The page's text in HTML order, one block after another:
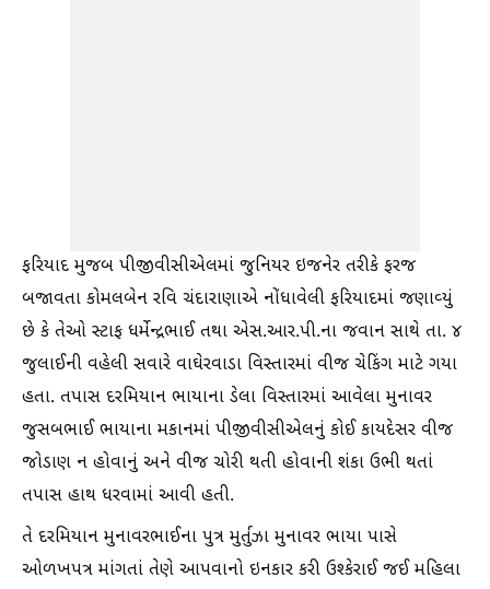
ફરિયાદ મુજબ પીજીવીસીએલમાં જુનિયર ઇજનેર તરીકે ફરજ
બજાવતા કોમલબેન રવિ ચંદારાણાએ નોંધાવેલી ફરિયાદમાં જણાવ્યું
છે કે તેઓ સ્ટાફ ધર્મેન્દ્રભાઈ તથા એસ.આર.પી.ના જવાન સાથે તા. ૪
જુલાઈની વહેલી સવારે વાઘેરવાડા વિસ્તારમાં વીજ ચેકિંગ માટે ગયા
હતા. તપાસ દરમિયાન ભાયાના ડેલા વિસ્તારમાં આવેલા મુનાવર
જુસબભાઈ ભાયાના મકાનમાં પીજીવીસીએલનું કોઈ કાયદેસર વીજ
જોડાણ ન હોવાનું અને વીજ ચોરી થતી હોવાની શંકા ઉભી થતાં
તપાસ હાથ ધરવામાં આવી હતી.
તે દરમિયાન મુનાવરભાઈના પુત્ર મુર્તુઝા મુનાવર ભાયા પાસે
ઓળખપત્ર માંગતાં તેણે આપવાનો ઇનકાર કરી ઉશ્કેરાઈ જઈ મહિલા